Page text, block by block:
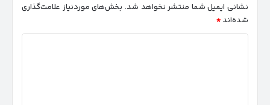
نشانی ایمیل شما منتشر نخواهد شد. بخش‌های موردنیاز علامت‌گذاری
شده‌اند *